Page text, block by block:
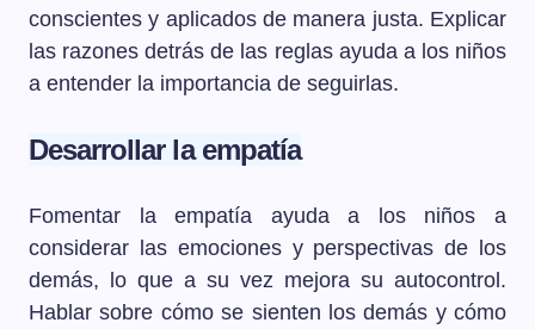
conscientes y aplicados de manera justa. Explicar
las razones detrás de las reglas ayuda a los niños
a entender la importancia de seguirlas.
Desarrollar la empatía
Fomentar la empatía ayuda a los niños a
considerar las emociones y perspectivas de los
demás, lo que a su vez mejora su autocontrol.
Hablar sobre cómo se sienten los demás y cómo